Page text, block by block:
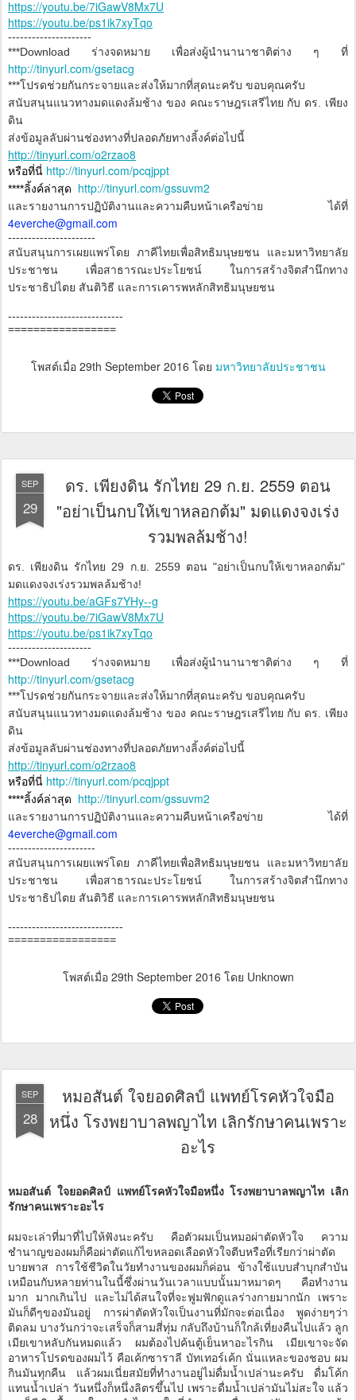
https://youtu.be/7iGawV8Mx7U
https://youtu.be/ps1ik7xyTqo
---------------------
***Download ร่างจดหมาย เพื่อส่งผู้นำนานาชาติต่าง ๆ ที่
http://tinyurl.com/gsetacg
***โปรดช่วยกันกระจายและส่งให้มากที่สุดนะครับ ขอบคุณครับ
สนับสนุนแนวทางมดแดงล้มช้าง ของ คณะราษฎรเสรีไทย กับ ดร. เพียง
ดิน
ส่งข้อมูลลับผ่านช่องทางที่ปลอดภัยทางลิ้งค์ต่อไปนี้
http://tinyurl.com/o2rzao8
หรือที่นี่ http://tinyurl.com/pcqjppt
****ลิ้งค์ล่าสุด http://tinyurl.com/gssuvm2
และรายงานการปฏิบัติงานและความคืบหน้าเครือข่าย ได้ที่
4everche@gmail.com
----------------------
สนับสนุนการเผยแพร่โดย ภาคีไทยเพื่อสิทธิมนุษยชน และมหาวิทยาลัย
ประชาชน เพื่อสาธารณะประโยชน์ ในการสร้างจิตสำนึกทาง
ประชาธิปไตย สันติวิธี และการเคารพหลักสิทธิมนุษยชน
-----------------------------
=================
โพสต์เมื่อ 29th September 2016 โดย มหาวิทยาลัยประชาชน
SEP
29
ดร. เพียงดิน รักไทย 29 ก.ย. 2559 ตอน
"อย่าเป็นกบให้เขาหลอกต้ม" มดแดงจงเร่ง
รวมพลล้มช้าง!
ดร. เพียงดิน รักไทย 29 ก.ย. 2559 ตอน "อย่าเป็นกบให้เขาหลอกต้ม"
มดแดงจงเร่งรวมพลล้มช้าง!
https://youtu.be/aGFs7YHy--g
https://youtu.be/7iGawV8Mx7U
https://youtu.be/ps1ik7xyTqo
---------------------
***Download ร่างจดหมาย เพื่อส่งผู้นำนานาชาติต่าง ๆ ที่
http://tinyurl.com/gsetacg
***โปรดช่วยกันกระจายและส่งให้มากที่สุดนะครับ ขอบคุณครับ
สนับสนุนแนวทางมดแดงล้มช้าง ของ คณะราษฎรเสรีไทย กับ ดร. เพียง
ดิน
ส่งข้อมูลลับผ่านช่องทางที่ปลอดภัยทางลิ้งค์ต่อไปนี้
http://tinyurl.com/o2rzao8
หรือที่นี่ http://tinyurl.com/pcqjppt
****ลิ้งค์ล่าสุด http://tinyurl.com/gssuvm2
และรายงานการปฏิบัติงานและความคืบหน้าเครือข่าย ได้ที่
4everche@gmail.com
----------------------
สนับสนุนการเผยแพร่โดย ภาคีไทยเพื่อสิทธิมนุษยชน และมหาวิทยาลัย
ประชาชน เพื่อสาธารณะประโยชน์ ในการสร้างจิตสำนึกทาง
ประชาธิปไตย สันติวิธี และการเคารพหลักสิทธิมนุษยชน
-----------------------------
=================
โพสต์เมื่อ 29th September 2016 โดย Unknown
SEP
28
หมอสันต์ ใจยอดศิลป์ แพทย์โรคหัวใจมือ
หนึ่ง โรงพยาบาลพญาไท เลิกรักษาคนเพราะ
อะไร
หมอสันต์ ใจยอดศิลป์ แพทย์โรคหัวใจมือหนึ่ง โรงพยาบาลพญาไท เลิก
รักษาคนเพราะอะไร
ผมจะเล่าที่มาที่ไปให้ฟังนะครับ คือตัวผมเป็นหมอผ่าตัดหัวใจ ความ
ชำนาญของผมก็คือผ่าตัดแก้ไขหลอดเลือดหัวใจตีบหรือที่เรียกว่าผ่าตัด
บายพาส การใช้ชีวิตในวัยทำงานของผมก็ค่อน ข้างใช้แบบสำบุกสำบัน
เหมือนกับหลายท่านในนี้ซึ่งผ่านวันเวลาแบบนั้นมาหมาดๆ คือทำงาน
มาก มากเกินไป และไม่ได้สนใจที่จะฟูมฟักดูแลร่างกายมากนัก เพราะ
มันก็ดีๆของมันอยู่ การผ่าตัดหัวใจเป็นงานที่มักจะต่อเนื่อง พูดง่ายๆว่า
ติดลม บางวันกว่าจะเสร็จก็สามสี่ทุ่ม กลับถึงบ้านก็ใกล้เที่ยงคืนไปแล้ว ลูก
เมียเขาหลับกันหมดแล้ว ผมต้องไปค้นตู้เย็นหาอะไรกิน เมียเขาจะจัด
อาหารโปรดของผมไว้ คือเค้กซาราลี บัทเทอร์เค้ก นั่นแหละของชอบ ผม
กินมันทุกคืน แล้วผมเนี่ยสมัยที่ทำงานอยู่ไม่ดื่มน้ำเปล่านะครับ ดื่มโค้ก
แทนน้ำเปล่า วันหนึ่งก็หนึ่งลิตรขึ้นไป เพราะดื่มน้ำเปล่ามันไม่สะใจ แล้ว